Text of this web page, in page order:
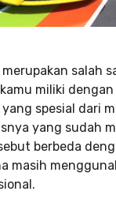
salah
miliki
spesial dari
yang sudah
berbeda
masih